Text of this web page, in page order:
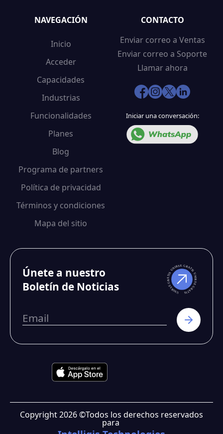
NAVEGACIÓN
Inicio
Acceder
Capacidades
Industrias
Funcionalidades
Planes
Blog
Programa de partners
Política de privacidad
Términos y condiciones
Mapa del sitio
CONTACTO
Enviar correo a Ventas
Enviar correo a Soporte
Llamar ahora
Iniciar una conversación:
Únete a nuestro
Boletín de Noticias
Copyright2026©Todos los derechos reservados
para